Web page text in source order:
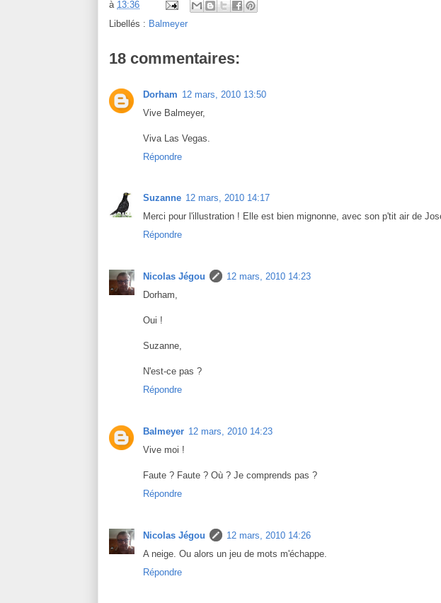
à 13:36
Libellés : Balmeyer
18 commentaires:
Dorham 12 mars, 2010 13:50
Vive Balmeyer,
Viva Las Vegas.
Répondre
Suzanne 12 mars, 2010 14:17
Merci pour l'illustration ! Elle est bien mignonne, avec son p'tit air de
Répondre
Nicolas Jégou
12 mars, 2010 14:23
Dorham,
Oui !
Suzanne,
N'est-ce pas ?
Répondre
Balmeyer 12 mars, 2010 14:23
Vive moi !
Faute ? Faute ? Où ? Je comprends pas ?
Répondre
Nicolas Jégou
12 mars, 2010 14:26
A neige. Ou alors un jeu de mots m'échappe.
Répondre